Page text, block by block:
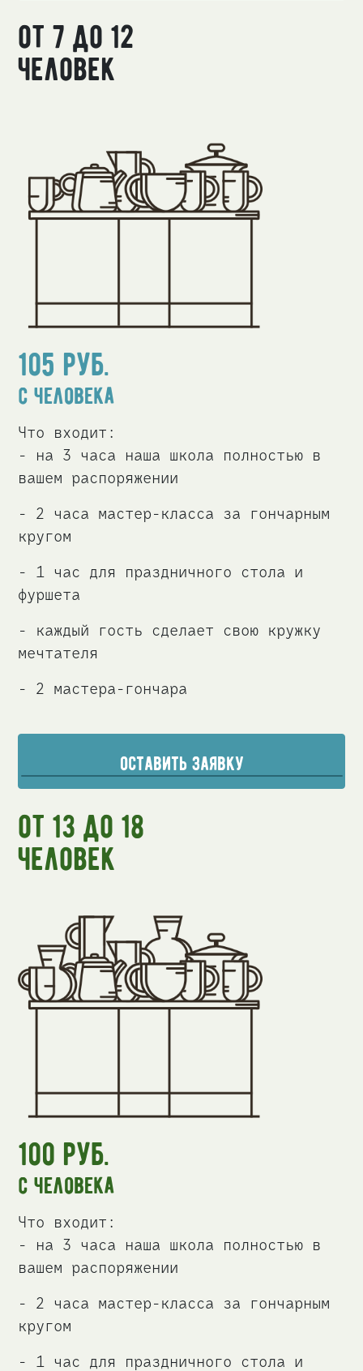
от 7 до 12
человек
105руб.
с человека
Что входит:
- на 3 часа наша школа полностью в
вашем распоряжении
- 2 часа мастер-класса за гончарным
кругом
- 1 час для праздничного стола и
фуршета
- каждый гость сделает свою кружку
мечтателя
- 2 мастера-гончара
оставить заявку
от 13 до 18
человек
100руб.
с человека
Что входит:
- на 3 часа наша школа полностью в
вашем распоряжении
- 2 часа мастер-класса за гончарным
кругом
- 1 час для праздничного стола и